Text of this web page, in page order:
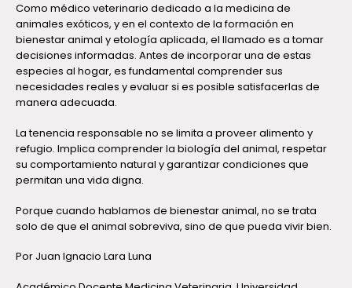
Como médico veterinario dedicado a la medicina de
animales exóticos, y en el contexto de la formación en
bienestar animal y etología aplicada, el llamado es a tomar
decisiones informadas. Antes de incorporar una de estas
especies al hogar, es fundamental comprender sus
necesidades reales y evaluar si es posible satisfacerlas de
manera adecuada.
La tenencia responsable no se limita a proveer alimento y
refugio. Implica comprender la biología del animal, respetar
su comportamiento natural y garantizar condiciones que
permitan una vida digna.
Porque cuando hablamos de bienestar animal, no se trata
solo de que el animal sobreviva, sino de que pueda vivir bien.
Por Juan Ignacio Lara Luna